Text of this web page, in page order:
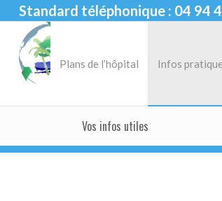
Standard téléphonique : 04 94
Plans de l’hôpital Infos
Vos infos utiles